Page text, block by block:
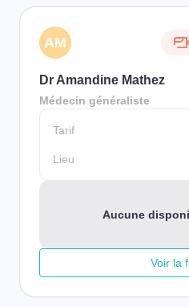
AM
Dr Amandine Mathez
Médecin généraliste
Tarif
Lieu
Aucune
Voir la